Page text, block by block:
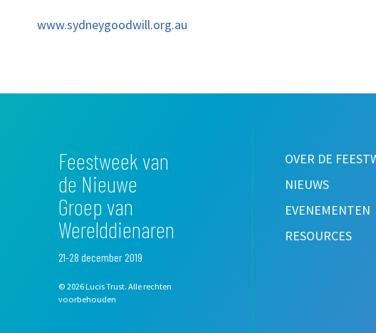
www.sydneygoodwill.org.au
Feestweek van
de Nieuwe
Groep van
Werelddienaren
21-28 december 2019
© 2026 Lucis Trust. Alle rechten
voorbehouden
OVER DE
NIEUWS
EVENEMENTEN
RESOURCES